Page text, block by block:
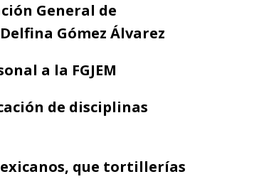
General de
Gómez Álvarez
a la FGJEM
de disciplinas
que tortillerías